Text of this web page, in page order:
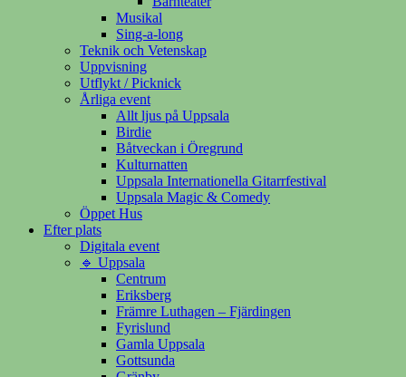
Musikal
Sing-a-long
Teknik och Vetenskap
Uppvisning
Utflykt / Picknick
Årliga event
Allt ljus på Uppsala
Birdie
Båtveckan i Öregrund
Kulturnatten
Uppsala Internationella Gitarrfestival
Uppsala Magic & Comedy
Öppet Hus
Efter plats
Digitala event
🔹 Uppsala
Centrum
Eriksberg
Främre Luthagen – Fjärdingen
Fyrislund
Gamla Uppsala
Gottsunda